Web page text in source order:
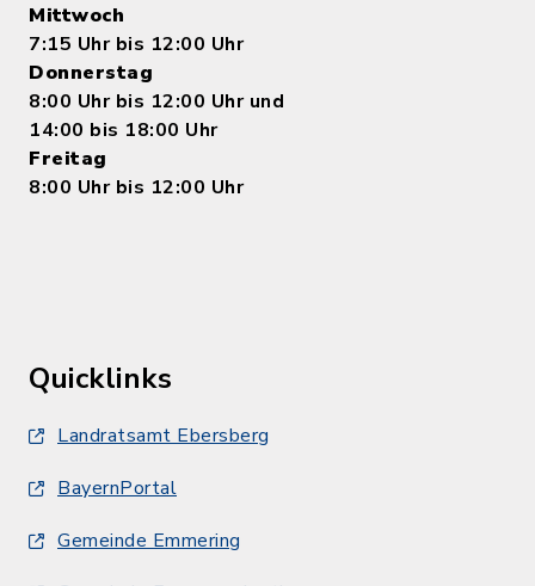
Mittwoch
7:15 Uhr bis 12:00 Uhr
Donnerstag
8:00 Uhr bis 12:00 Uhr und
14:00 bis 18:00 Uhr
Freitag
8:00 Uhr bis 12:00 Uhr
Quicklinks
Landratsamt Ebersberg
BayernPortal
Gemeinde Emmering